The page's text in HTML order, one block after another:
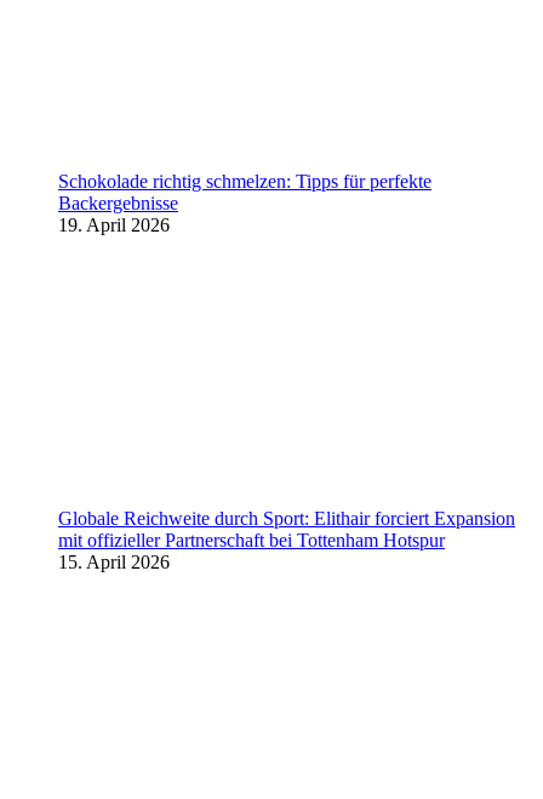
Schokolade richtig schmelzen: Tipps für perfekte
Backergebnisse
19. April 2026
Globale Reichweite durch Sport: Elithair forciert Expansion
mit offizieller Partnerschaft bei Tottenham Hotspur
15. April 2026